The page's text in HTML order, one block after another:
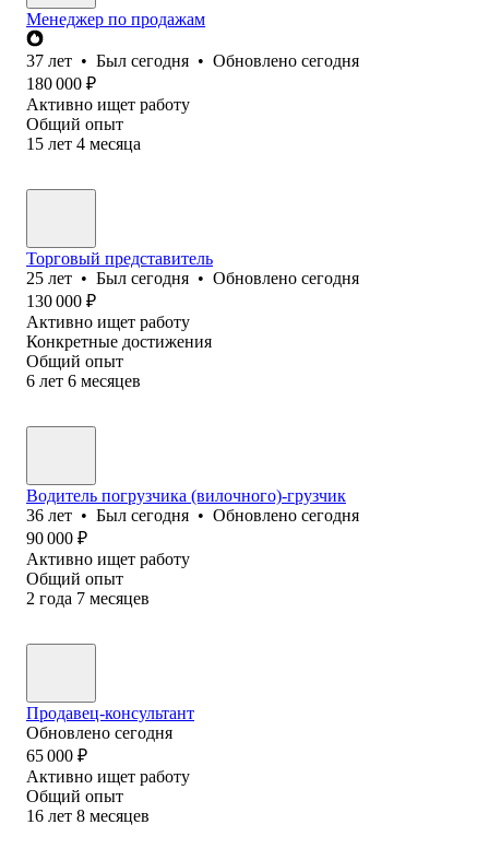
Менеджер по продажам
37 лет • Был сегодня • Обновлено сегодня
180 000 ₽
Активно ищет работу
Общий опыт
15 лет 4 месяца
Торговый представитель
25 лет • Был сегодня • Обновлено сегодня
130 000 ₽
Активно ищет работу
Конкретные достижения
Общий опыт
6 лет 6 месяцев
Водитель погрузчика (вилочного)-грузчик
36 лет • Был сегодня • Обновлено сегодня
90 000 ₽
Активно ищет работу
Общий опыт
2 года 7 месяцев
Продавец-консультант
Обновлено сегодня
65 000 ₽
Активно ищет работу
Общий опыт
16 лет 8 месяцев